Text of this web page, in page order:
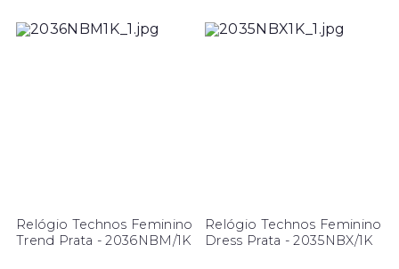
Relógio Technos Feminino
Trend Prata - 2036NBM/1K
Relógio Technos Feminino
Dress Prata - 2035NBX/1K